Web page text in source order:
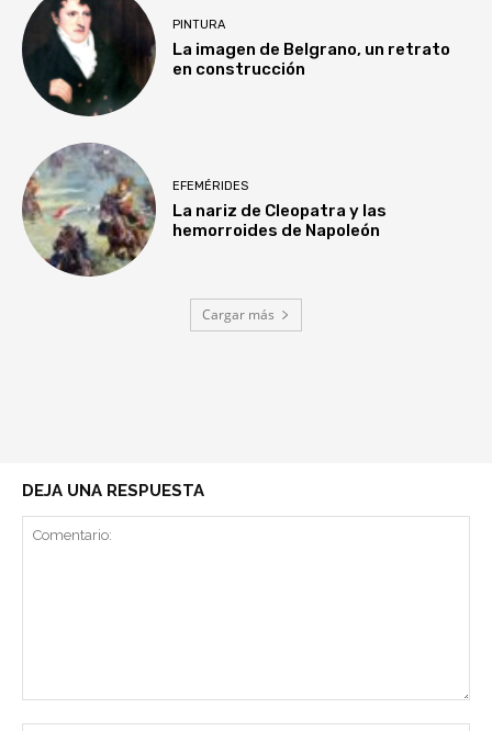
PINTURA
La imagen de Belgrano, un retrato
en construcción
EFEMÉRIDES
La nariz de Cleopatra y las
hemorroides de Napoleón
Cargar más
DEJA UNA RESPUESTA